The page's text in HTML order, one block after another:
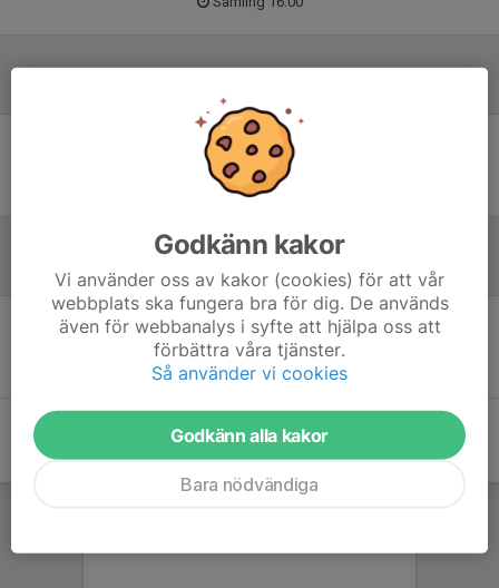
Ingen uppställning ifylld
Referat
Inget referat skrivet
Godkänn kakor
Vi använder oss av kakor (cookies) för att vår
webbplats ska fungera bra för dig. De används
även för webbanalys i syfte att hjälpa oss att
förbättra våra tjänster.
Så använder vi cookies
Godkänn alla kakor
Bara nödvändiga